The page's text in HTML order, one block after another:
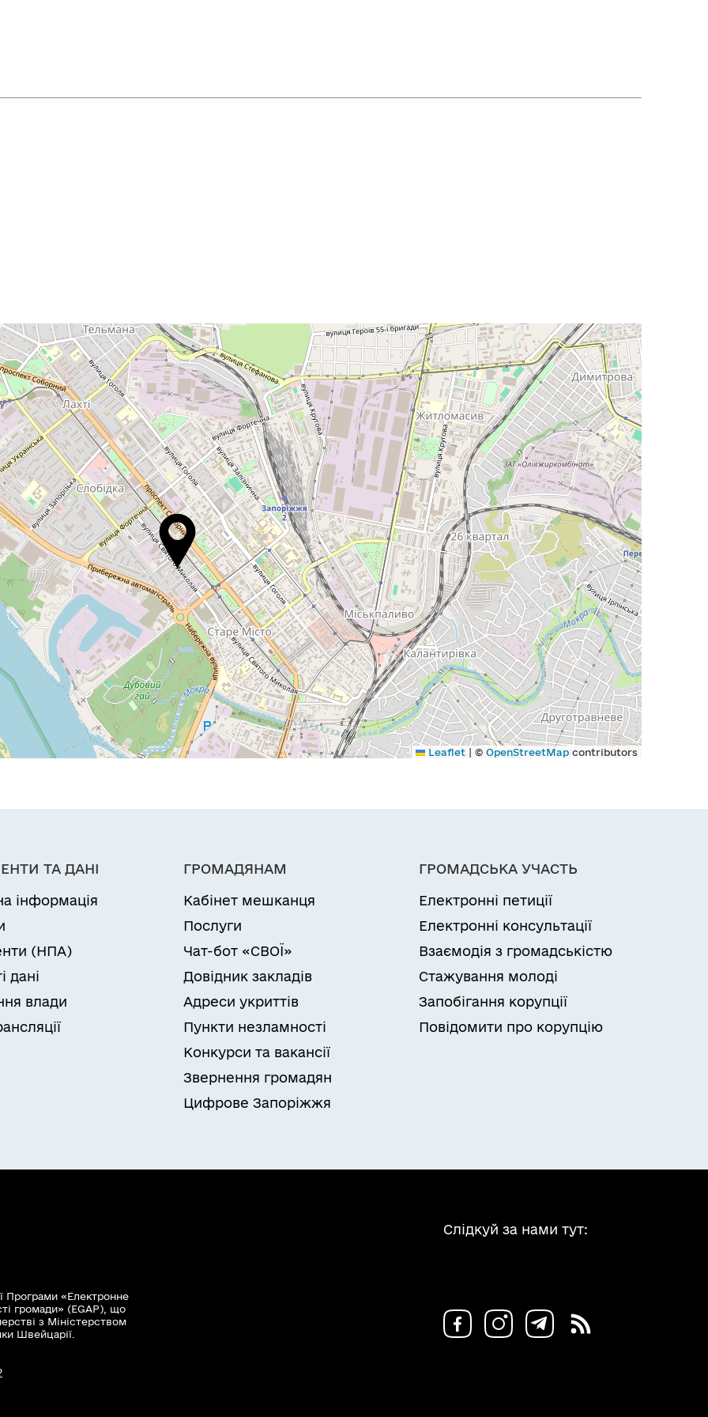
Leaflet | © OpenStreetMap contributors
ТА ДАНІ
інформація
(НПА)
дані
влади
ГРОМАДЯНАМ
Кабінет мешканця
Послуги
Чат-бот «СВОЇ»
Довідник закладів
Адреси укриттів
Пункти незламності
Конкурси та вакансії
Звернення громадян
Цифрове Запоріжжя
ГРОМАДСЬКА УЧАСТЬ
Електронні петиції
Електронні консультації
Взаємодія з громадськістю
Стажування молоді
Запобігання корупції
Повідомити про корупцію
Програми «Електронне
громади» (EGAP), що
з Міністерством
Швейцарії.
Слідкуй за нами тут: